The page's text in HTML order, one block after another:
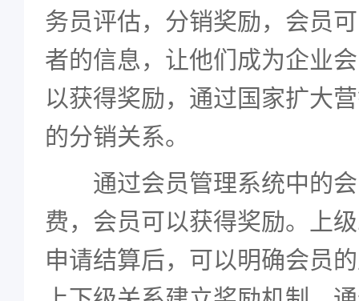
务员评估，分销奖励，会员
者的信息，让他们成为企业
以获得奖励，通过国家扩大
的分销关系。
通过会员管理系统中的会
费，会员可以获得奖励。上
申请结算后，可以明确会员